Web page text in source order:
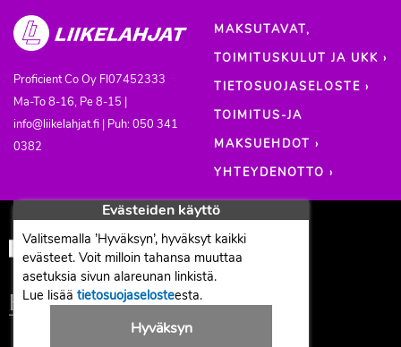
Proficient Co Oy FI07452333
Ma-To 8-16, Pe 8-15 |
info@liikelahjat.fi | Puh: 050 341
0382
MAKSUTAVAT,
TOIMITUSKULUT JA UKK ›
TIETOSUOJASELOSTE ›
TOIMITUS-JA
MAKSUEHDOT ›
YHTEYDENOTTO ›
Evästeiden käyttö
Valitsemalla ’Hyväksyn’, hyväksyt kaikki
evästeet. Voit milloin tahansa muuttaa
asetuksia sivun alareunan linkistä.
Lue lisää tietosuojaselosteesta.
Hyväksyn